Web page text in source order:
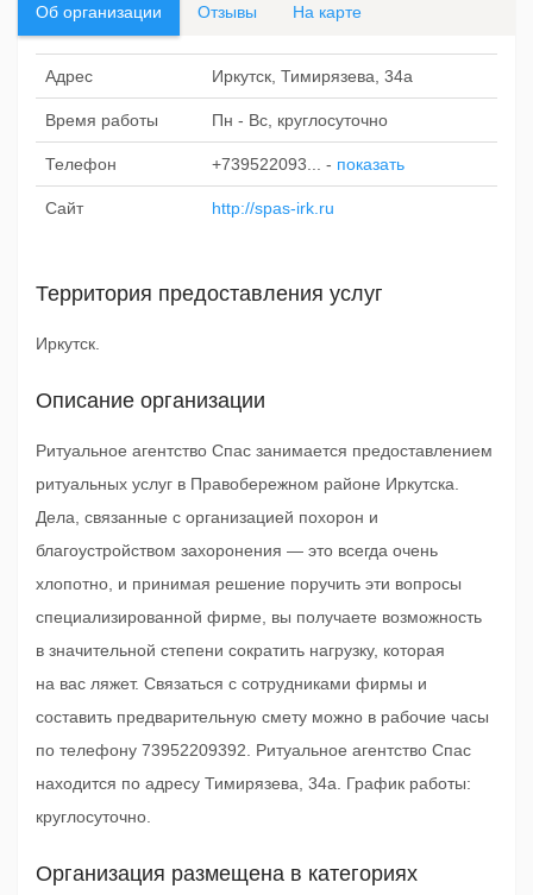
Об организации Отзывы На карте
Адрес Иркутск, Тимирязева, 34а
Время работы Пн - Вс, круглосуточно
Телефон +739522093... - показать
Сайт http://spas-irk.ru
Территория предоставления услуг
Иркутск.
Описание организации
Ритуальное агентство Спас занимается предоставлением
ритуальных услуг в Правобережном районе Иркутска.
Дела, связанные с организацией похорон и
благоустройством захоронения — это всегда очень
хлопотно, и принимая решение поручить эти вопросы
специализированной фирме, вы получаете возможность
в значительной степени сократить нагрузку, которая
на вас ляжет. Связаться с сотрудниками фирмы и
составить предварительную смету можно в рабочие часы
по телефону 73952209392. Ритуальное агентство Спас
находится по адресу Тимирязева, 34а. График работы:
круглосуточно.
Организация размещена в категориях